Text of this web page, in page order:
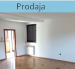
Prodaja